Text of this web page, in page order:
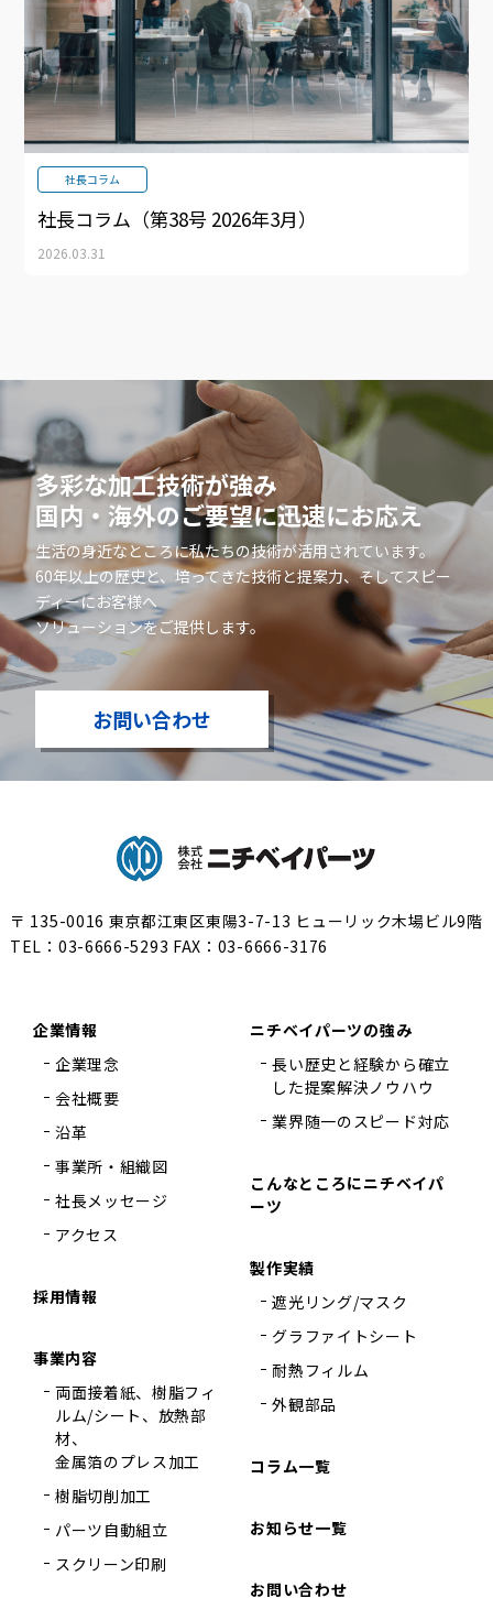
社長コラム
社長コラム（第38号 2026年3月）
2026.03.31
多彩な加工技術が強み
国内・海外のご要望に迅速にお応え
生活の身近なところに私たちの技術が活用されています。
60年以上の歴史と、培ってきた技術と提案力、そしてスピー
ディーにお客様へ
ソリューションをご提供します。
お問い合わせ
〒 135-0016 東京都江東区東陽3-7-13 ヒューリック木場ビル9階
TEL： 03-6666-5293 FAX：03-6666-3176
企業情報
企業理念
会社概要
沿革
事業所・組織図
社長メッセージ
アクセス
採用情報
事業内容
両面接着紙、樹脂フィ
ルム/シート、放熱部
材、
金属箔のプレス加工
樹脂切削加工
パーツ自動組立
スクリーン印刷
ニチベイパーツの強み
長い歴史と経験から確立
した提案解決ノウハウ
業界随一のスピード対応
こんなところにニチベイパ
ーツ
製作実績
遮光リング/マスク
グラファイトシート
耐熱フィルム
外観部品
コラム一覧
お知らせ一覧
お問い合わせ